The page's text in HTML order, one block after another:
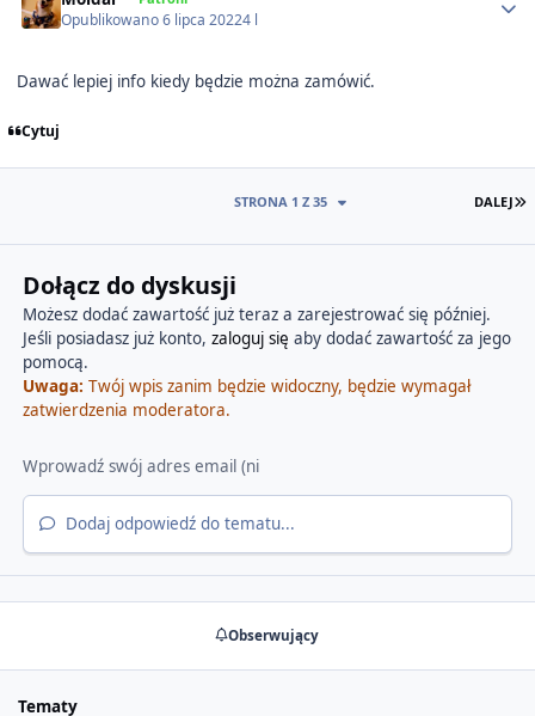
Opublikowano6 lipca 20224 l
Dawać lepiej info kiedy będzie można zamówić.
Cytuj
DALEJ
STRONA 1 Z 35
Dołącz do dyskusji
Możesz dodać zawartość już teraz a zarejestrować się później.
Jeśli posiadasz już konto, zaloguj się aby dodać zawartość za jego
pomocą.
Uwaga: Twój wpis zanim będzie widoczny, będzie wymagał
zatwierdzenia moderatora.
Dodaj odpowiedź do tematu...
Obserwujący
Tematy